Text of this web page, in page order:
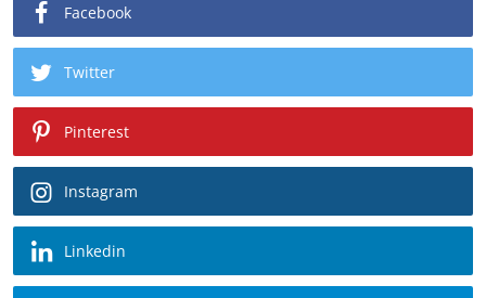
Facebook
Twitter
Pinterest
Instagram
Linkedin